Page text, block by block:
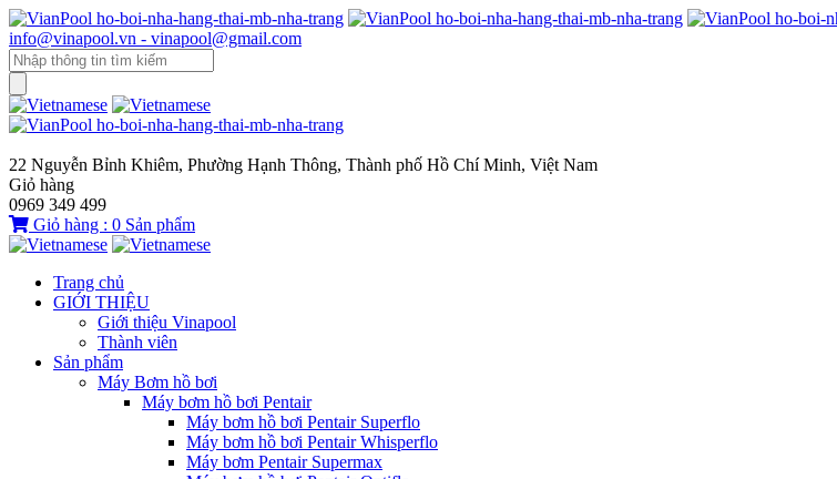
info@vinapool.vn - vinapool@gmail.com
22 Nguyễn Bỉnh Khiêm, Phường Hạnh Thông, Thành phố Hồ Chí Minh, Việt Nam
Giỏ hàng
0969 349 499
Giỏ hàng : 0 Sản phẩm
Trang chủ
GIỚI THIỆU
Giới thiệu Vinapool
Thành viên
Sản phẩm
Máy Bơm hồ bơi
Máy bơm hồ bơi Pentair
Máy bơm hồ bơi Pentair Superflo
Máy bơm hồ bơi Pentair Whisperflo
Máy bơm Pentair Supermax